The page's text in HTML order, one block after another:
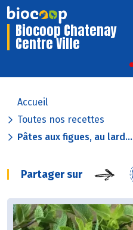
Biocoop Chatenay
Centre Ville
Accueil
Toutes nos recettes
Pâtes aux figues, au lard...
Partager sur